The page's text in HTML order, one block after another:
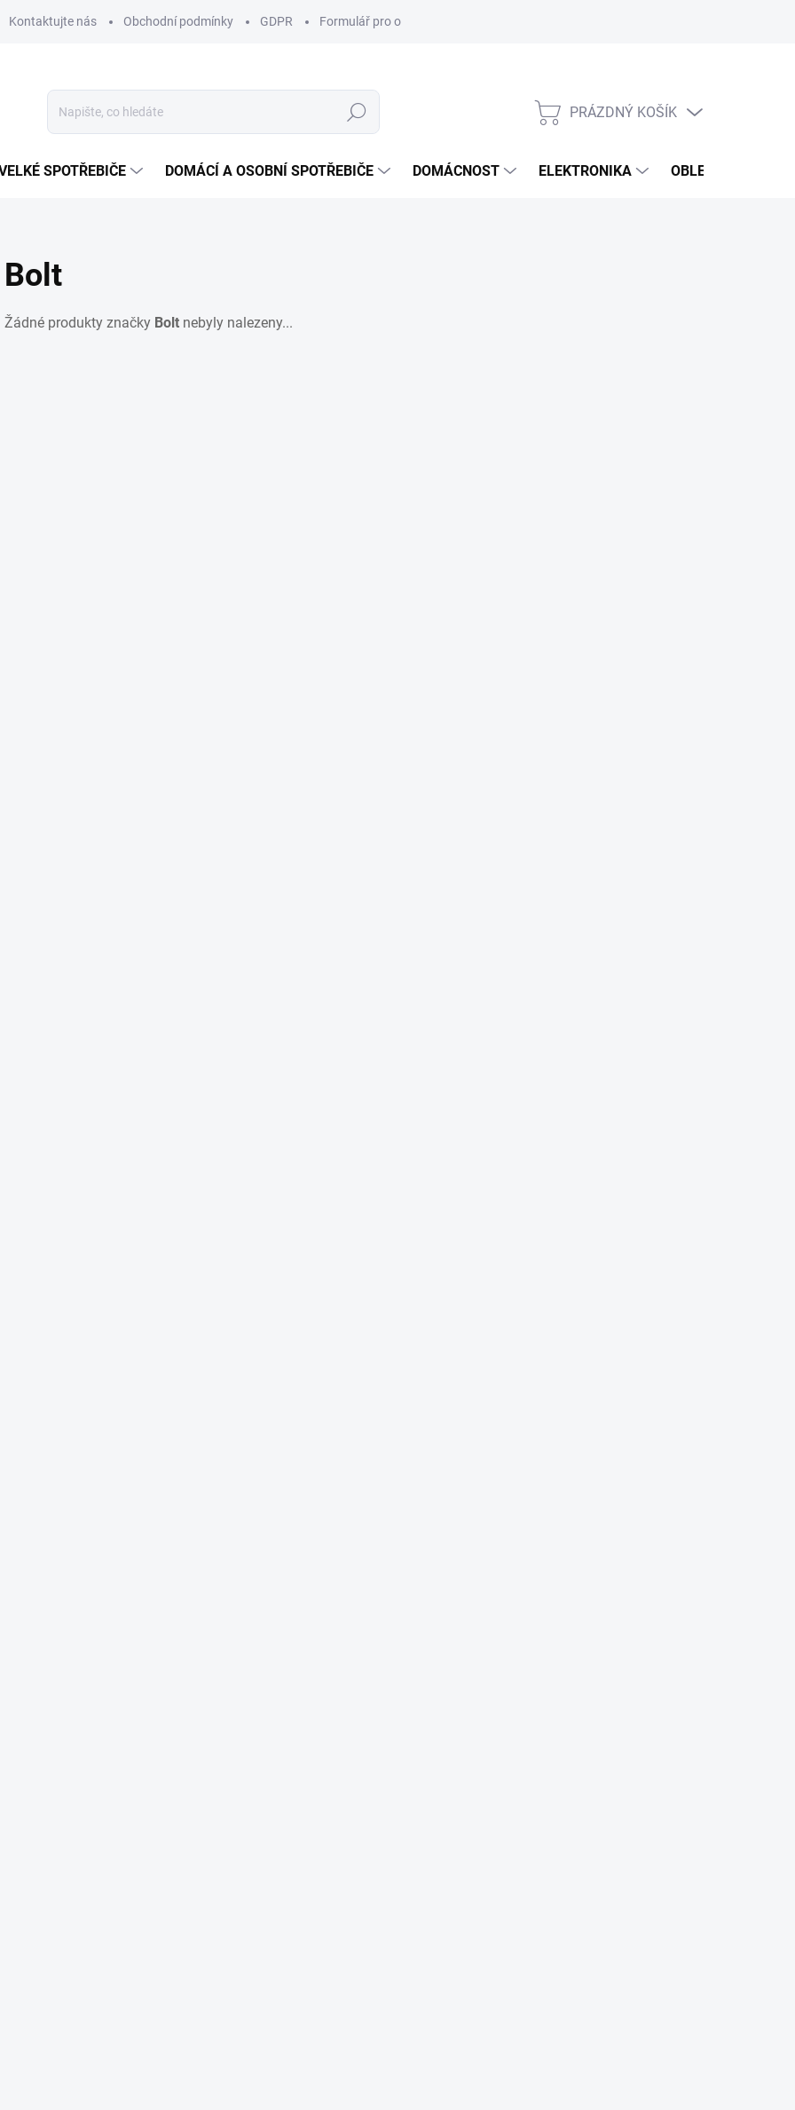
Kontaktujte nás Obchodní podmínky GDPR Formulář pro odstoupení od smlouvy
Hledat
NÁKUPNÍ
PRÁZDNÝ KOŠÍK
SPOTŘEBIČE DOMÁCÍ A OSOBNÍ SPOTŘEBIČE DOMÁCNOST ELEKTRONIKA OBLEČENÍ, OBUV
Bolt
Žádné produkty značky Bolt nebyly nalezeny...